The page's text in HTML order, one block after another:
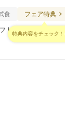
食 フェア特典
特典内容をチェック！
ト付